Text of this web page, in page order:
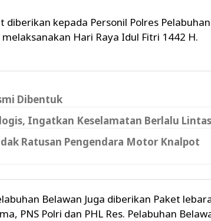
kepada Personil Polres Pelabuhan
Hari Raya Idul Fitri 1442 H.
Dibentuk
Ingatkan Keselamatan Berlalu Lintas
Ratusan Pengendara Motor Knalpot
Belawan Juga diberikan Paket
PNS Polri dan PHL Res. Pelabuhan